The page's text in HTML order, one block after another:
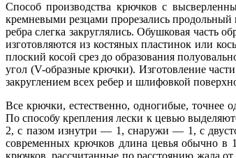
Способ производства крючков с
кремневыми резцами прорезались продольный
ребра слегка закруглялись. Обушковая часть
изготовляются из костяных пластинок или
плоский косой срез до образования
угол (V-образные крючки). Изготовление
закруглением всех ребер и шлифовкой
Все крючки, естественно, одногибые, точнее
По способу крепления лески к цевью
2, с пазом изнутри — 1, снаружи — 1, с
современных крючков длина цевья обычно в